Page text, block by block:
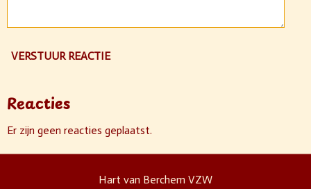
VERSTUUR REACTIE
Reacties
Er zijn geen reacties geplaatst.
Hart van Berchem VZW